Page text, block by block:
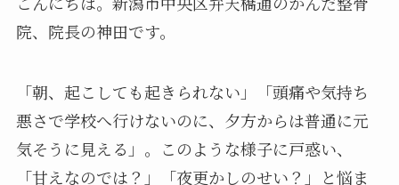
院、院長の神田です。
「朝、起こしても起きられない」「頭痛や気持ち
悪さで学校へ行けないのに、夕方からは普通に元
気そうに見える」。このような様子に戸惑い、
「甘えなのでは？」「夜更かしのせい？」と悩ま